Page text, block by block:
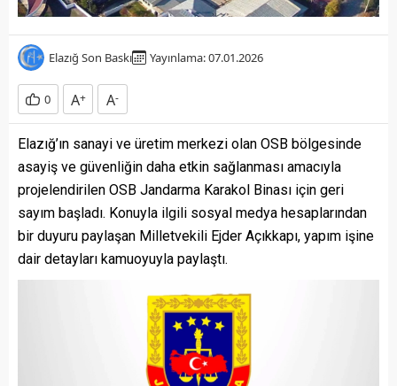
Elazığ Son Baskı Yayınlama: 07.01.2026
0 A+ A-
Elazığ’ın sanayi ve üretim merkezi olan OSB bölgesinde
asayiş ve güvenliğin daha etkin sağlanması amacıyla
projelendirilen OSB Jandarma Karakol Binası için geri
sayım başladı. Konuyla ilgili sosyal medya hesaplarından
bir duyuru paylaşan Milletvekili Ejder Açıkkapı, yapım işine
dair detayları kamuoyuyla paylaştı.